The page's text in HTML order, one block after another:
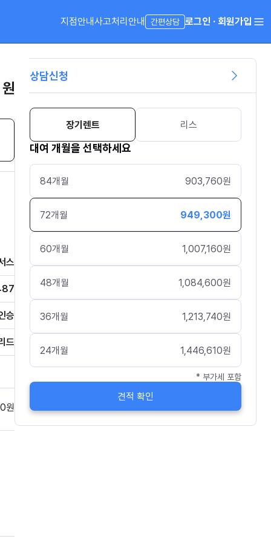
지점안내사고처리안내 간편상담 로그인 · 회원가입
스
승
드
0원
상담신청
장기렌트 리스
대여 개월을 선택하세요
84개월 903,760원
72개월 949,300원
60개월 1,007,160원
48개월 1,084,600원
36개월 1,213,740원
24개월 1,446,610원
* 부가세 포함
견적 확인